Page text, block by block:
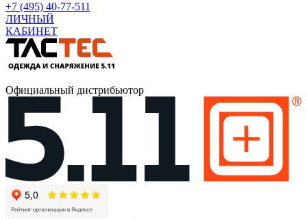
+7 (495) 40-77-511
ЛИЧНЫЙ
КАБИНЕТ
Официальный дистрибьютор